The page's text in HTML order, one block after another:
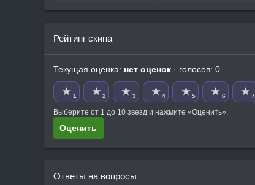
Рейтинг скина
Текущая оценка: нет оценок · голосов: 0
★ 1 ★ 2 ★ 3 ★ 4 ★ 5 ★ 6 ★ 7
Выберите от 1 до 10 звезд и нажмите «Оценить».
Оценить
Ответы на вопросы